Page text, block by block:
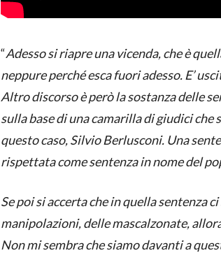
“Adesso si riapre una vicenda, che è
neppure perché esca fuori adesso. E’
Altro discorso è però la sostanza delle
sulla base di una camarilla di giudici che
questo caso, Silvio Berlusconi. Una
rispettata come sentenza in nome del
Se poi si accerta che in quella sentenza
manipolazioni, delle mascalzonate,
Non mi sembra che siamo davanti a